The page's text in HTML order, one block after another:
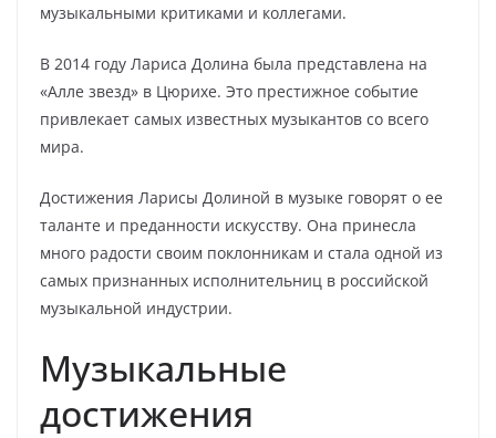
музыкальными критиками и коллегами.
В 2014 году Лариса Долина была представлена на
«Алле звезд» в Цюрихе. Это престижное событие
привлекает самых известных музыкантов со всего
мира.
Достижения Ларисы Долиной в музыке говорят о ее
таланте и преданности искусству. Она принесла
много радости своим поклонникам и стала одной из
самых признанных исполнительниц в российской
музыкальной индустрии.
Музыкальные
достижения